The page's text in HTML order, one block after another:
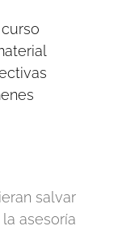
salvar
asesoría